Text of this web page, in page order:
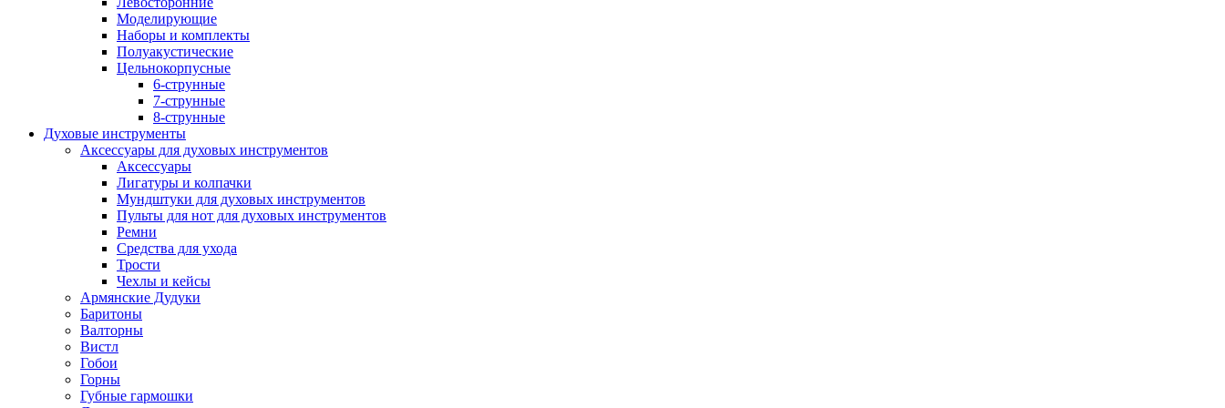
Моделирующие
Наборы и комплекты
Полуакустические
Цельнокорпусные
6-струнные
7-струнные
8-струнные
Духовые инструменты
Аксессуары для духовых инструментов
Аксессуары
Лигатуры и колпачки
Мундштуки для духовых инструментов
Пульты для нот для духовых инструментов
Ремни
Средства для ухода
Трости
Чехлы и кейсы
Армянские Дудуки
Баритоны
Валторны
Вистл
Гобои
Горны
Губные гармошки